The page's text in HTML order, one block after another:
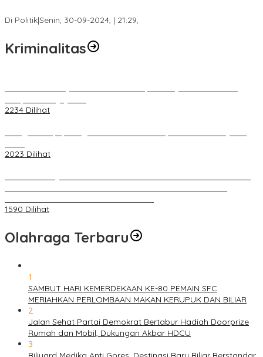
Di Politik|Senin, 30-09-2024, | 21:29,
Kriminalitas
2234 Dilihat
2023 Dilihat
1590 Dilihat
Olahraga Terbaru
1
SAMBUT HARI KEMERDEKAAN KE-80 PEMAIN SFC
MERIAHKAN PERLOMBAAN MAKAN KERUPUK DAN BILIAR
2
Jalan Sehat Partai Demokrat Bertabur Hadiah Doorprize
Rumah dan Mobil, Dukungan Akbar HDCU
3